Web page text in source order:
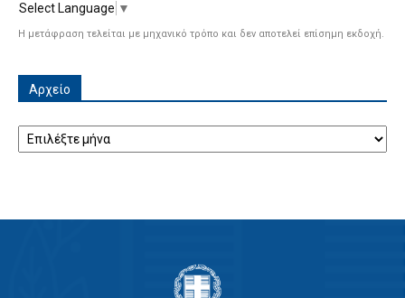
Select Language ▼
Η μετάφραση τελείται με μηχανικό τρόπο και δεν αποτελεί επίσημη εκδοχή.
Αρχείο
Αρχείο